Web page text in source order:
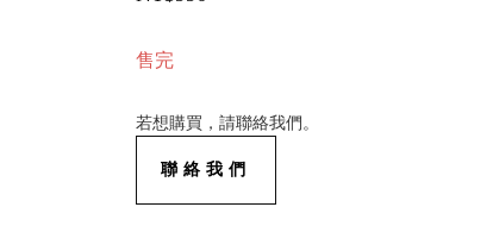
售完
若想購買，請聯絡我們。
聯絡我們